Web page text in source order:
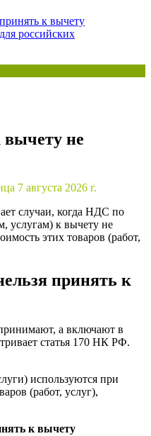
бухгалтера»
политика» и «Алгоритмы для
вышлем вам на почту
к вычету
российских
не
7 августа 2026 г.
случаи, когда НДС по
услугам) к вычету не
этих товаров (работ,
принять к
а включают в
статья 170 НК РФ.
используются при
(работ, услуг),
к вычету